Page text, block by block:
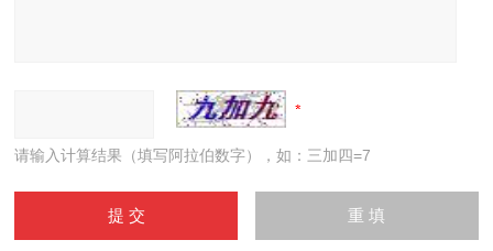
请输入计算结果（填写阿拉伯数字），如：三加四=7